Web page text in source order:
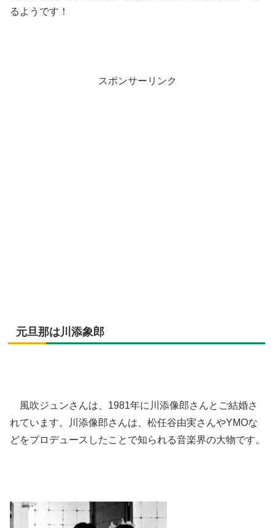
るようです！
スポンサーリンク
元旦那は川添象郎
風吹ジュンさんは、1981年に川添像郎さんとご結婚さ
れています。川添像郎さんは、松任谷由実さんやYMOな
どをプロデュースしたことで知られる音楽界の大物です。